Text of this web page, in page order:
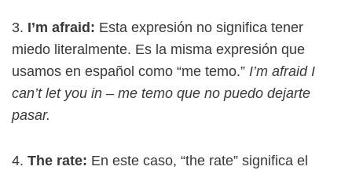
3. I’m afraid: Esta expresión no significa tener
miedo literalmente. Es la misma expresión que
usamos en español como “me temo.” I’m afraid I
can’t let you in – me temo que no puedo dejarte
pasar.
4. The rate: En este caso, “the rate” significa el